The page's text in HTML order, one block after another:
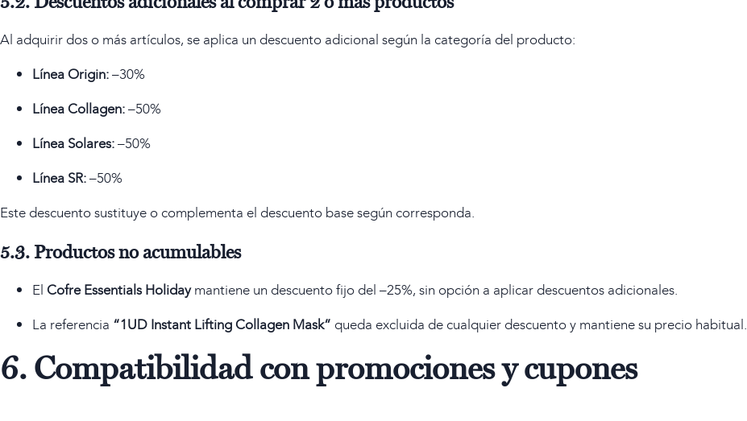
Al adquirir dos o más artículos, se aplica un descuento adicional según la categoría del producto:
Línea Origin:–30%
Línea Collagen:–50%
Línea Solares:–50%
Línea SR:–50%
Este descuento sustituye o complementa el descuento base según corresponda.
5.3. Productos no acumulables
ElCofre Essentials Holidaymantiene un descuento fijo del –25%, sin opción a aplicar descuentos adicionales.
La referencia “1UD Instant Lifting Collagen Mask” queda excluida de cualquier descuento y mantiene su precio habitual.
6. Compatibilidad con promociones y cupones